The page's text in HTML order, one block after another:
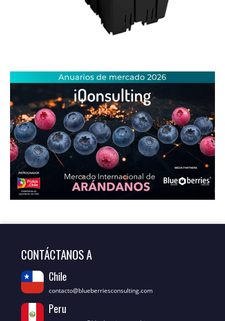
CONTÁCTANOS A
Chile
contacto@blueberriesconsulting.com
Peru